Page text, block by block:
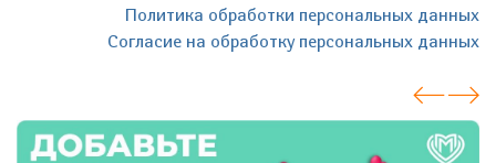
Политика обработки персональных данных
Согласие на обработку персональных данных